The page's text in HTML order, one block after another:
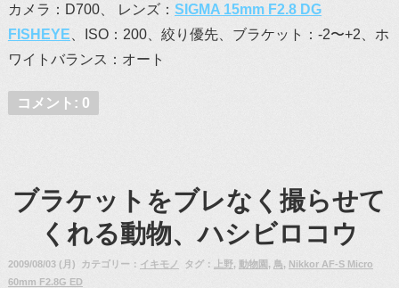
カメラ：D700、 レンズ： SIGMA 15mm F2.8 DG
FISHEYE 、ISO：200、絞り優先、ブラケット：-2〜+2、ホ
ワイトバランス：オート
コメント: 0
ブラケットをブレなく撮らせて
くれる動物、ハシビロコウ
2009/08/03 (月) カテゴリー： イキモノ タグ： 上野, 動物園 , 鳥, Nikkor AF-S Micro
60mm F2.8G ED